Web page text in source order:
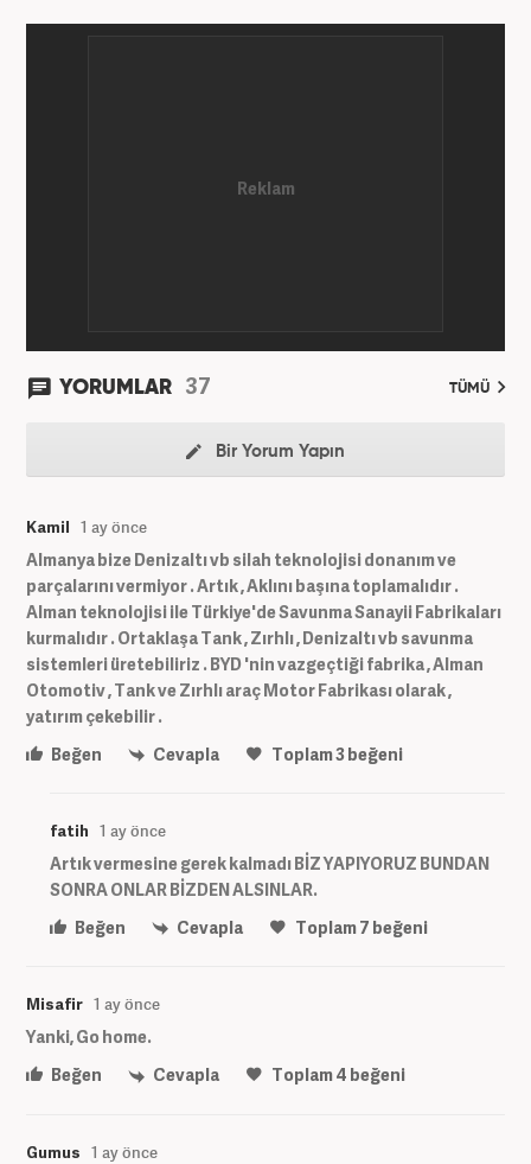
ve teknoloji kategorilerinde birçok haber ve
YORUMLAR 37 TÜMÜ
Bir Yorum Yapın
Kamil 1 ay önce
Almanya bize Denizaltı vb silah teknolojisi donanım ve
parçalarını vermiyor . Artık , Aklını başına toplamalıdır .
Alman teknolojisi ile Türkiye'de Savunma Sanayii Fabrikaları
kurmalıdır . Ortaklaşa Tank , Zırhlı , Denizaltı vb savunma
sistemleri üretebiliriz . BYD 'nin vazgeçtiği fabrika , Alman
Otomotiv , Tank ve Zırhlı araç Motor Fabrikası olarak ,
yatırım çekebilir .
Beğen
Cevapla Toplam3beğeni
fatih 1 ay önce
Artık vermesine gerek kalmadı BİZ YAPIYORUZ BUNDAN
SONRA ONLAR BİZDEN ALSINLAR.
Beğen
Cevapla Toplam7 beğeni
Misafir 1 ay önce
Yanki, Go home.
Beğen
Cevapla Toplam4 beğeni
Gumus 1 ay önce